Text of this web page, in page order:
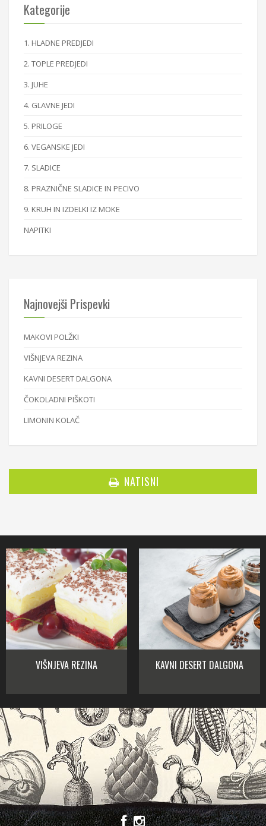
Kategorije
1. HLADNE PREDJEDI
2. TOPLE PREDJEDI
3. JUHE
4. GLAVNE JEDI
5. PRILOGE
6. VEGANSKE JEDI
7. SLADICE
8. PRAZNIČNE SLADICE IN PECIVO
9. KRUH IN IZDELKI IZ MOKE
NAPITKI
Najnovejši Prispevki
MAKOVI POLŽKI
VIŠNJEVA REZINA
KAVNI DESERT DALGONA
ČOKOLADNI PIŠKOTI
LIMONIN KOLAČ
NATISNI
VIŠNJEVA REZINA KAVNI DESERT DALGONA